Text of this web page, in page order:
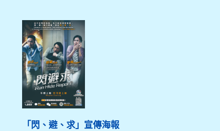
「閃、避、求」宣傳海報